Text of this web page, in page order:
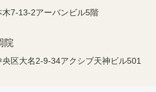
7-13-2アーバンビル5階
院
区大名2-9-34アクシブ天神ビル501